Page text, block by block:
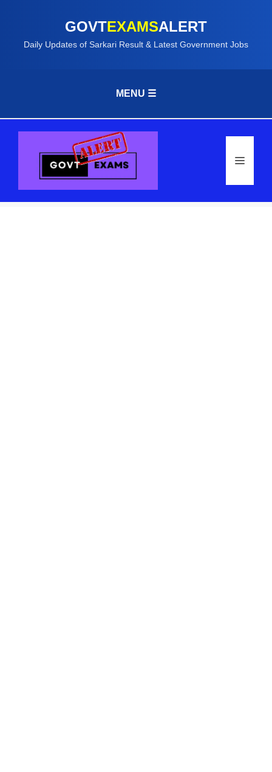
GOVTEXAMSALERT
Daily Updates of Sarkari Result & Latest Government Jobs
MENU ☰